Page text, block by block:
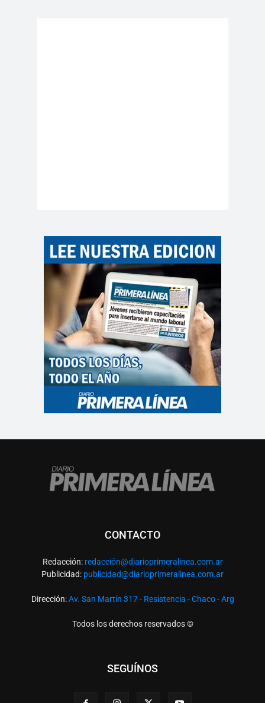
CONTACTO
Redacción: redacción@diarioprimeralinea.com.ar
Publicidad: publicidad@diarioprimeralinea.com.ar
Dirección:Av. San Martín 317 - Resistencia - Chaco - Arg
Todos los derechos reservados ©
SEGUÍNOS